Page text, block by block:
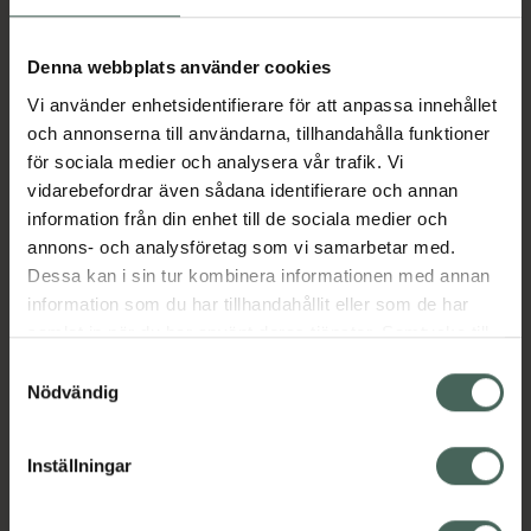
Denna webbplats använder cookies
Vi använder enhetsidentifierare för att anpassa innehållet
och annonserna till användarna, tillhandahålla funktioner
för sociala medier och analysera vår trafik. Vi
vidarebefordrar även sådana identifierare och annan
information från din enhet till de sociala medier och
annons- och analysföretag som vi samarbetar med.
Dessa kan i sin tur kombinera informationen med annan
information som du har tillhandahållit eller som de har
samlat in när du har använt deras tjänster. Samtycke till
återkalla ditt samtycke via webbplatsens
cookieinställningar. Ett återkallat samtycke påverkar inte
lagligheten av behandling som skett innan återkallelsen.
Nödvändig
Inställningar
bevarar huden långsiktigt och förhindrar på så
omfamnande doft av honung och mysk ger
en omfamnande upplevelse. Berikad med
Betakaroten, MICRO PROskin och GSP-T.
MICRO-PRO Skin är en combination av pre-
och probiotika som ger huden lyster och en
utjämnad struktur. GSP-T skydar huden mot
UV-strålar. Passar alla hudtyper, inklusvie
känslig hud.
Jämförpris 2500 kr/l
Kategorier:
Visa